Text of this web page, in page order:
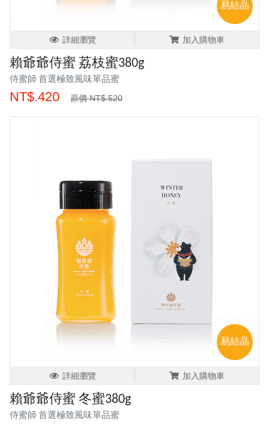
易結晶
詳細瀏覽 加入購物車
賴爺爺侍蜜 荔枝蜜380g
侍蜜師 首選極致風味單品蜜
NT$.420 原價 NT$.520
易結晶
詳細瀏覽 加入購物車
賴爺爺侍蜜 冬蜜380g
侍蜜師 首選極致風味單品蜜